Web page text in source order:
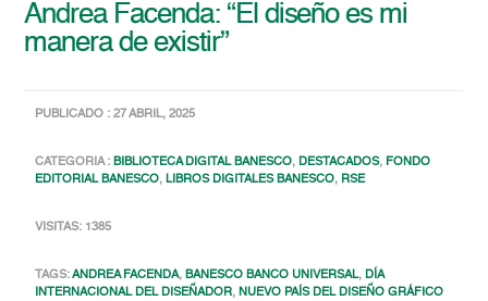
Andrea Facenda: “El diseño es mi
manera de existir”
PUBLICADO : 27 ABRIL, 2025
CATEGORIA :BIBLIOTECA DIGITAL BANESCO,DESTACADOS, FONDO
EDITORIAL BANESCO,LIBROS DIGITALES BANESCO, RSE
VISITAS: 1385
TAGS:ANDREA FACENDA,BANESCO BANCO UNIVERSAL,DÍA
INTERNACIONAL DEL DISEÑADOR,NUEVO PAÍS DEL DISEÑO GRÁFICO